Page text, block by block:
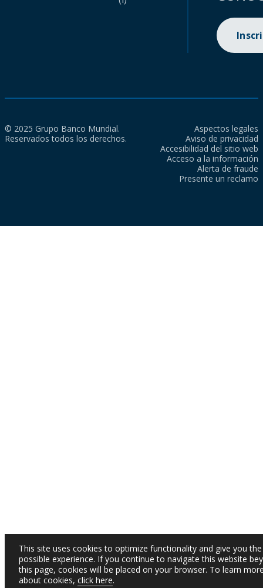
© 2025 Grupo Banco Mundial.
Reservados todos los derechos.
Aspectos legales
Aviso de privacidad
Accesibilidad del sitio web
Acceso a la información
Alerta de fraude
Presente un reclamo
This site uses cookies to optimize functionality and give you
possible experience. If you continue to navigate this website
this page, cookies will be placed on your browser. To learn
about cookies, click here.